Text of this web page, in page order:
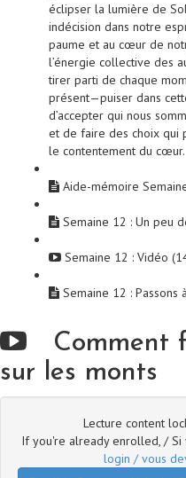
éclipser la lumière de
indécision dans notre
paume et au cœur de
l’énergie collective des
tirer parti de chaque
présent—puiser dans
d’accepter qui nous
et de faire des choix qui
le contentement du cœur.
Aide-mémoire
Semaine 12 : Un peu
Semaine 12 : Vidéo
Semaine 12 : Passons
Comment
sur les monts
Lecture content
If you're already enrolled, / Si
login / vous